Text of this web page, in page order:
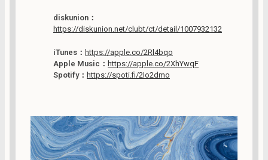
diskunion：
https://diskunion.net/clubt/ct/detail/1007932132
iTunes： https://apple.co/2Rl4bqo
Apple Music： https://apple.co/2XhYwqF
Spotify： https://spoti.fi/2Io2dmo